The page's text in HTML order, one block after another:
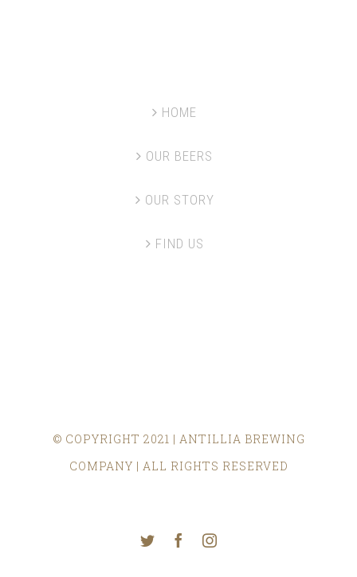
HOME
OUR BEERS
OUR STORY
FIND US
© COPYRIGHT 2021 | ANTILLIA BREWING
COMPANY | ALL RIGHTS RESERVED
TwitterFacebookInstagram